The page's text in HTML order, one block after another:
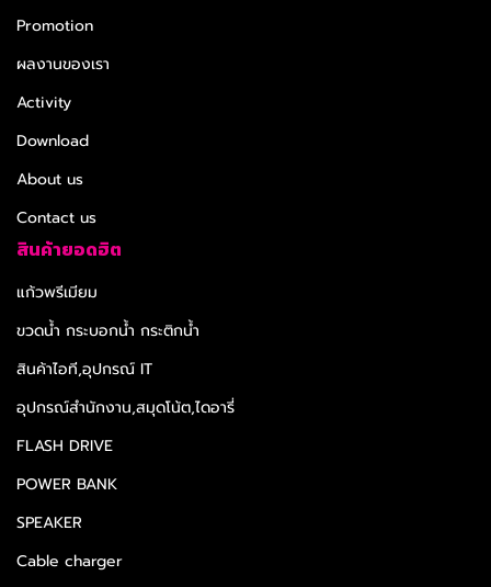
Promotion
ผลงานของเรา
Activity
Download
About us
Contact us
สินค้ายอดฮิต
แก้วพรีเมียม
ขวดน้ำ กระบอกน้ำ กระติกน้ำ
สินค้าไอที,อุปกรณ์ IT
อุปกรณ์สำนักงาน,สมุดโน้ต,ไดอารี่
FLASH DRIVE
POWER BANK
SPEAKER
Cable charger